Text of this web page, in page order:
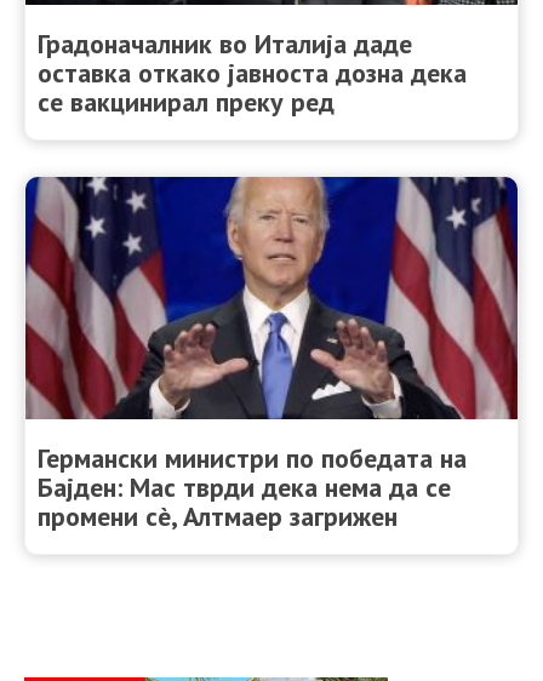
Градоначалник во Италија даде
оставка откако јавноста дозна дека
се вакцинирал преку ред
Германски министри по победата на
Бајден: Мас тврди дека нема да се
промени сè, Алтмаер загрижен